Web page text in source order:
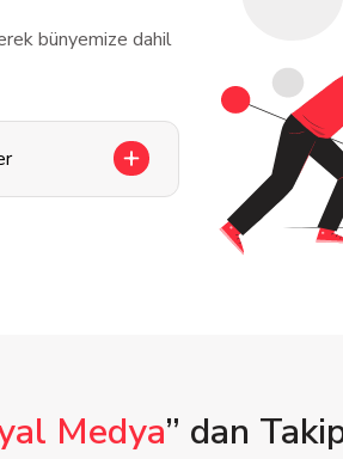
bünyemize dahil
Medya” dan